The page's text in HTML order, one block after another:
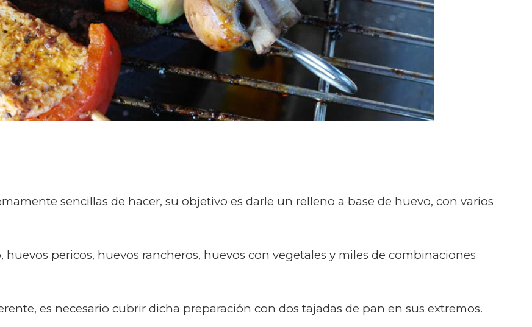
sencillas de hacer, su objetivo es darle un relleno a base de huevo, con varios
pericos, huevos rancheros, huevos con vegetales y miles de combinaciones
es necesario cubrir dicha preparación con dos tajadas de pan en sus extremos.